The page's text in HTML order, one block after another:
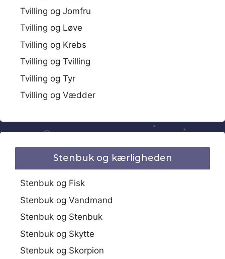
Tvilling og Jomfru
Tvilling og Løve
Tvilling og Krebs
Tvilling og Tvilling
Tvilling og Tyr
Tvilling og Vædder
Stenbuk og kærligheden
Stenbuk og Fisk
Stenbuk og Vandmand
Stenbuk og Stenbuk
Stenbuk og Skytte
Stenbuk og Skorpion